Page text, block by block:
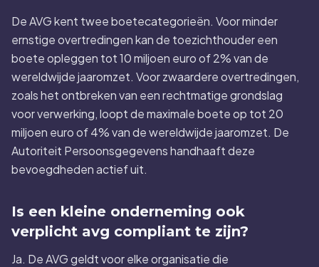
De AVG kent twee boetecategorieën. Voor minder
ernstige overtredingen kan de toezichthouder een
boete opleggen tot 10 miljoen euro of 2% van de
wereldwijde jaaromzet. Voor zwaardere overtredingen,
zoals het ontbreken van een rechtmatige grondslag
voor verwerking, loopt de maximale boete op tot 20
miljoen euro of 4% van de wereldwijde jaaromzet. De
Autoriteit Persoonsgegevens handhaaft deze
bevoegdheden actief uit.
Is een kleine onderneming ook
verplicht avg compliant te zijn?
Ja. De AVG geldt voor elke organisatie die